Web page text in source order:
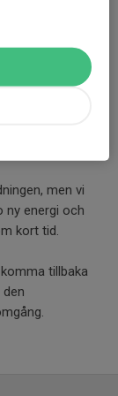
en match
jobbade oss in
40:e minuten.
men vi
ny energi och
kort tid.
tillbaka